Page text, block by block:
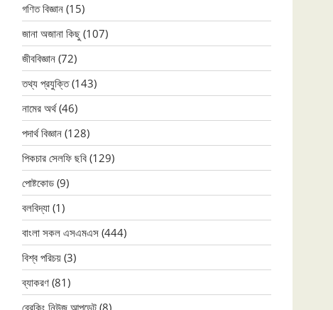
গণিত বিজ্ঞান (15)
জানা অজানা কিছু (107)
জীববিজ্ঞান (72)
তথ্য প্রযুক্তি(143)
নামের অর্থ(46)
পদার্থ বিজ্ঞান (128)
পিকচার সেলফি ছবি (129)
পোষ্টকোড (9)
বলবিদ্যা (1)
বাংলা সকল এসএমএস (444)
বিশ্ব পরিচয় (3)
ব্যাকরণ (81)
ব্রেকিং নিউজ আপডেট (8)